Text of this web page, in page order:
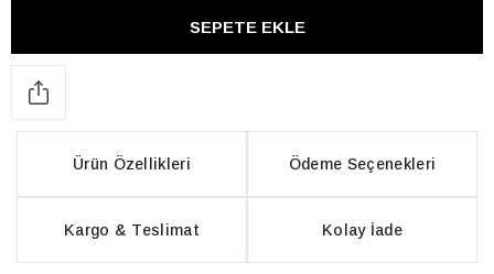
Ürün Özellikleri Ödeme Seçenekleri
Kargo & Teslimat Kolay İade